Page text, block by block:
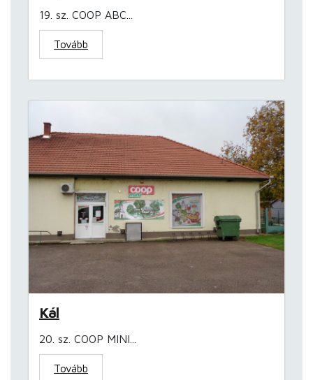
19. sz. COOP ABC...
Tovább
Kál
20. sz. COOP MINI...
Tovább